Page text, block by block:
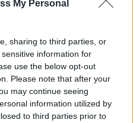
My Personal
sharing to third parties, or
information for
use the below opt-out
Please note that after your
may continue seeing
information utilized by
to third parties prior to